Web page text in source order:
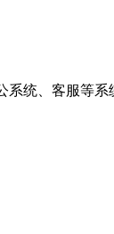
统、客服等系